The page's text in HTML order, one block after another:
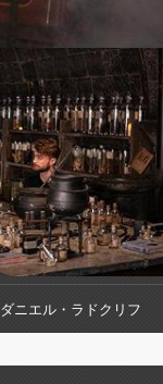
ダニエル・ラドクリフ